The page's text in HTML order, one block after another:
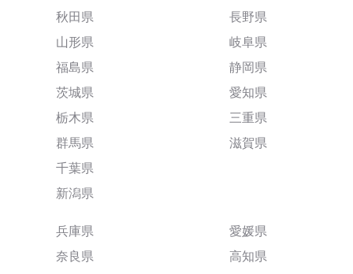
秋田県
山形県
福島県
茨城県
栃木県
群馬県
千葉県
新潟県
長野県
岐阜県
静岡県
愛知県
三重県
滋賀県
兵庫県
奈良県
愛媛県
高知県